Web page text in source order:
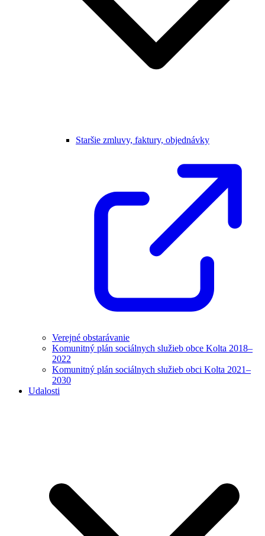
Staršie zmluvy, faktury, objednávky
Verejné obstarávanie
Komunitný plán sociálnych služieb obce Kolta 2018–
2022
Komunitný plán sociálnych služieb obci Kolta 2021–
2030
Udalosti